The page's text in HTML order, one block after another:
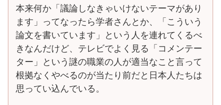
本来何か「議論しなきゃいけないテーマがあり
ます」ってなったら学者さんとか、「こういう
論文を書いています」という人を連れてくるべ
きなんだけど、テレビでよく見る「コメンテー
ター」という謎の職業の人が適当なこと言って
根拠なくやべるのが当たり前だと日本人たちは
思ってい込んでいる。